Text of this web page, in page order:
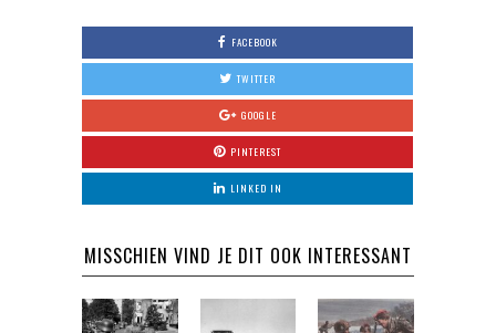
FACEBOOK
TWITTER
GOOGLE
PINTEREST
LINKED IN
MISSCHIEN VIND JE DIT OOK INTERESSANT